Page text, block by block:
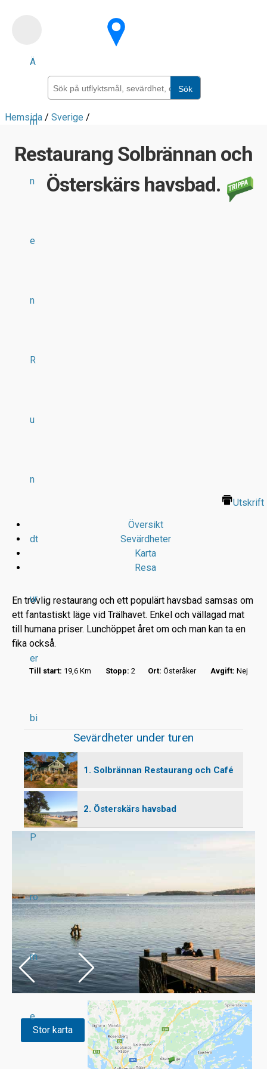
Ä
m
n
e
n
R
u
n
dt
ur
er
bi
l
P
ro
m
e
Sök
Hemsida / Sverige /
Restaurang Solbrännan och
Österskärs havsbad.
Utskrift
Översikt
Sevärdheter
Karta
Resa
En trevlig restaurang och ett populärt havsbad samsas om
ett fantastiskt läge vid Trälhavet. Enkel och vällagad mat
till humana priser. Lunchöppet året om och man kan ta en
fika också.
Till start: 19,6 Km Stopp: 2 Ort: Österåker Avgift: Nej
Sevärdheter under turen
1. Solbrännan Restaurang och Café
2. Österskärs havsbad
Stor karta